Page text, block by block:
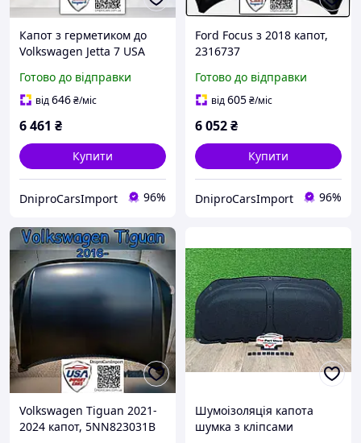
Капот з герметиком до
Volkswagen Jetta 7 USA
сталевий 17A823031
Готово до відправки
від646₴/міс
6 461 ₴
Купити
DniproCarsImport 96%
Ford Focus з 2018 капот,
2316737
Готово до відправки
від605₴/міс
6 052₴
Купити
DniproCarsImport 96%
Volkswagen Tiguan 2021-
2024 капот, 5NN823031B
Шумоізоляція капота
шумка з кліпсами